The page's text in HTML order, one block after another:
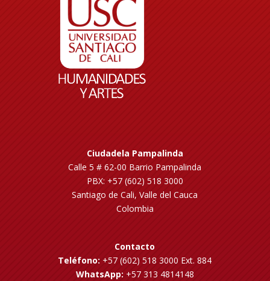
Ciudadela Pampalinda
Calle 5 # 62-00 Barrio Pampalinda
PBX: +57 (602) 518 3000
Santiago de Cali, Valle del Cauca
Colombia
Contacto
Teléfono: +57 (602) 518 3000 Ext. 884
WhatsApp: +57 313 4814148